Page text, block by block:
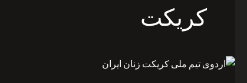
کریکت
اردوی